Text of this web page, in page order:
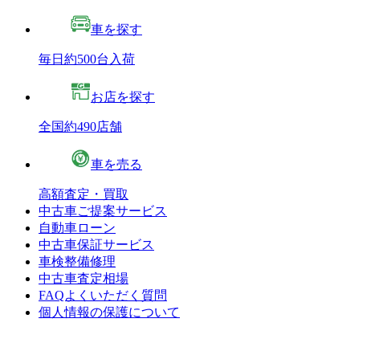
車を探す
毎日約500台入荷
お店を探す
全国約490店舗
車を売る
高額査定・買取
中古車ご提案サービス
自動車ローン
中古車保証サービス
車検整備修理
中古車査定相場
FAQよくいただく質問
個人情報の保護について